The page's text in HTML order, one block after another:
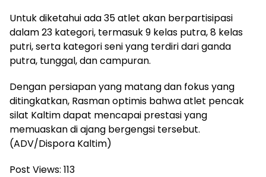
Untuk diketahui ada 35 atlet akan berpartisipasi
dalam 23 kategori, termasuk 9 kelas putra, 8 kelas
putri, serta kategori seni yang terdiri dari ganda
putra, tunggal, dan campuran.
Dengan persiapan yang matang dan fokus yang
ditingkatkan, Rasman optimis bahwa atlet pencak
silat Kaltim dapat mencapai prestasi yang
memuaskan di ajang bergengsi tersebut.
(ADV/Dispora Kaltim)
Post Views: 113